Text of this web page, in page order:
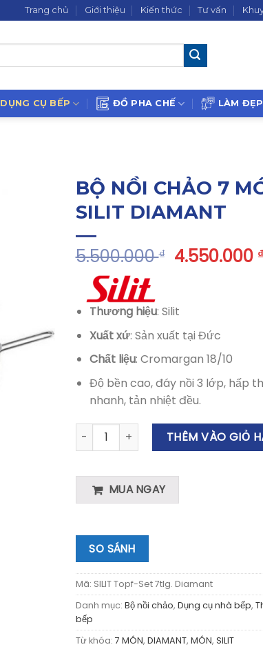
Trang chủ Giới thiệu Kiến thức Tư vấn
DỤNG CỤ BẾP ĐỒ PHA CHẾ LÀM
BỘ NỒI CHẢO 7
SILIT DIAMANT
5.500.000₫ 4.550.000 ₫
Thương hiệu: Silit
Xuất xứ: Sản xuất tại Đức
Chất liệu: Cromargan 18/10
Độ bền cao, đáy nồi 3 lớp, hấp
nhanh, tản nhiệt đều.
BỘ NỒI CHẢO 7 MÓN SILIT DIAMANT số
THÊM VÀO GIỎ
MUA NGAY
SO SÁNH
Mã: SILIT Topf-Set 7tlg. Diamant
Danh mục: Bộ nồi chảo, Dụng cụ nhà bếp,
bếp
Từ khóa: 7 MÓN, DIAMANT, MÓN, SILIT